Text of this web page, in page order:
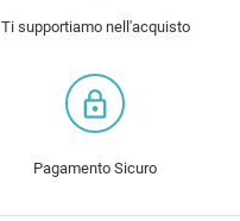
Ti supportiamo nell'acquisto
lock_outline
Pagamento Sicuro